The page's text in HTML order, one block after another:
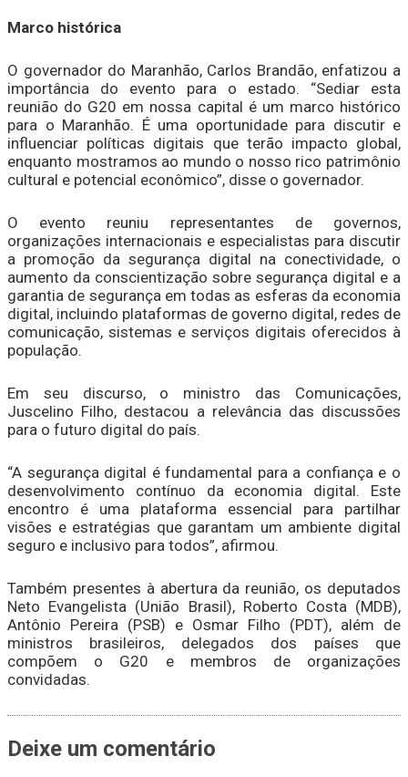
Marco histórica
O governador do Maranhão, Carlos Brandão, enfatizou a
importância do evento para o estado. “Sediar esta
reunião do G20 em nossa capital é um marco histórico
para o Maranhão. É uma oportunidade para discutir e
influenciar políticas digitais que terão impacto global,
enquanto mostramos ao mundo o nosso rico patrimônio
cultural e potencial econômico”, disse o governador.
O evento reuniu representantes de governos,
organizações internacionais e especialistas para discutir
a promoção da segurança digital na conectividade, o
aumento da conscientização sobre segurança digital e a
garantia de segurança em todas as esferas da economia
digital, incluindo plataformas de governo digital, redes de
comunicação, sistemas e serviços digitais oferecidos à
população.
Em seu discurso, o ministro das Comunicações,
Juscelino Filho, destacou a relevância das discussões
para o futuro digital do país.
“A segurança digital é fundamental para a confiança e o
desenvolvimento contínuo da economia digital. Este
encontro é uma plataforma essencial para partilhar
visões e estratégias que garantam um ambiente digital
seguro e inclusivo para todos”, afirmou.
Também presentes à abertura da reunião, os deputados
Neto Evangelista (União Brasil), Roberto Costa (MDB),
Antônio Pereira (PSB) e Osmar Filho (PDT), além de
ministros brasileiros, delegados dos países que
compõem o G20 e membros de organizações
convidadas.
Deixe um comentário